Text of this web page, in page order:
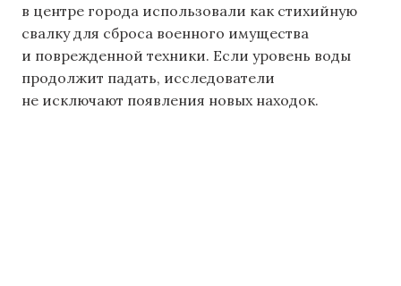
в центре города использовали как стихийную
свалку для сброса военного имущества
и поврежденной техники. Если уровень воды
продолжит падать, исследователи
не исключают появления новых находок.